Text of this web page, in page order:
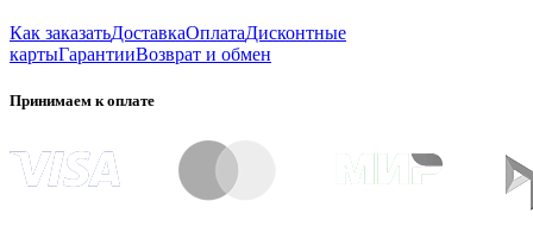
Как заказатьДоставкаОплатаДисконтные
картыГарантииВозврат и обмен
Принимаем к оплате